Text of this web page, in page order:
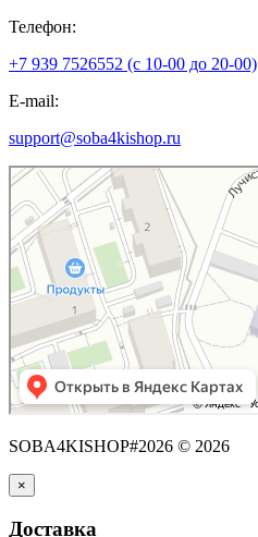
Телефон:
+7 939 7526552 (с 10-00 до 20-00)
E-mail:
support@soba4kishop.ru
SOBA4KISHOP#2026 © 2026
×
Доставка